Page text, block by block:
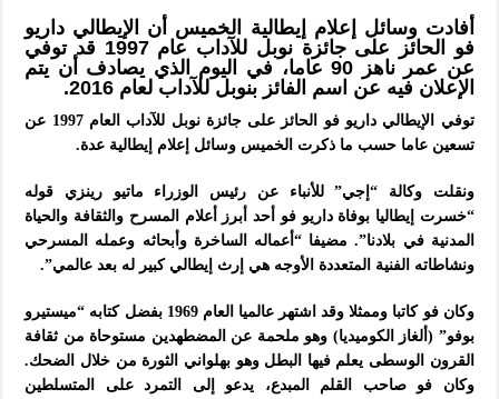
أفادت وسائل إعلام إيطالية الخميس أن الإيطالي داريو
فو الحائز على جائزة نوبل للآداب عام 1997 قد توفي
عن عمر ناهز 90 عاما، في اليوم الذي يصادف أن يتم
الإعلان فيه عن اسم الفائز بنوبل للآداب لعام 2016.
توفي الإيطالي داريو فو الحائز على جائزة نوبل للآداب العام 1997 عن
تسعين عاما حسب ما ذكرت الخميس وسائل إعلام إيطالية عدة.
ونقلت وكالة “إجي” للأنباء عن رئيس الوزراء ماتيو رينزي قوله
“خسرت إيطاليا بوفاة داريو فو أحد أبرز أعلام المسرح والثقافة والحياة
المدنية في بلادنا”. مضيفا “أعماله الساخرة وأبحاثه وعمله المسرحي
ونشاطاته الفنية المتعددة الأوجه هي إرث إيطالي كبير له بعد عالمي”.
وكان فو كاتبا وممثلا وقد اشتهر عالميا العام 1969 بفضل كتابه “ميستيرو
بوفو” (ألغاز الكوميديا) وهو ملحمة عن المضطهدين مستوحاة من ثقافة
القرون الوسطى يعلم فيها البطل وهو بهلواني الثورة من خلال الضحك.
وكان فو صاحب القلم المبدع، يدعو إلى التمرد على المتسلطين